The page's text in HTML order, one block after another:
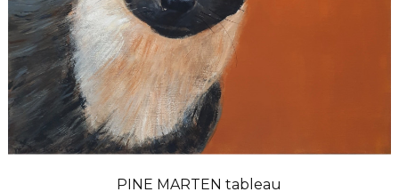
PINE MARTEN tableau